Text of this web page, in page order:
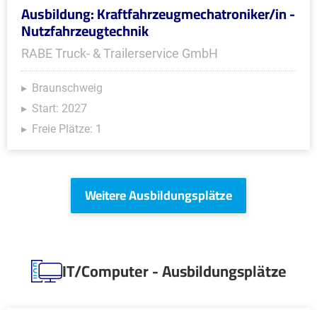
Ausbildung: Kraftfahrzeugmechatroniker/in -
Nutzfahrzeugtechnik
RABE Truck- & Trailerservice GmbH
Braunschweig
Start: 2027
Freie Plätze: 1
Weitere Ausbildungsplätze
IT/Computer - Ausbildungsplätze